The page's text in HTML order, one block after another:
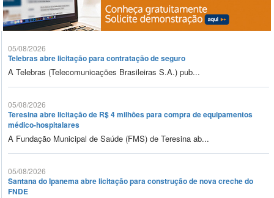
05/08/2026
Telebras abre licitação para contratação de seguro
A Telebras (Telecomunicações Brasileiras S.A.) pub...
05/08/2026
Teresina abre licitação de R$ 4 milhões para compra de equipamentos
médico-hospitalares
A Fundação Municipal de Saúde (FMS) de Teresina ab...
05/08/2026
Santana do Ipanema abre licitação para construção de nova creche do
FNDE